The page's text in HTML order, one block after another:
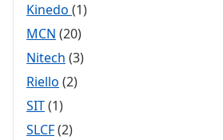
Kinedo (1)
MCN (20)
Nitech (3)
Riello (2)
SIT(1)
SLCF(2)